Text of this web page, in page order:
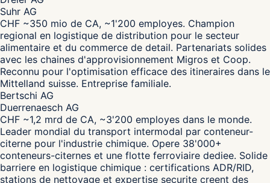
Suhr AG
CHF ~350 mio de CA, ~1'200 employes. Champion
regional en logistique de distribution pour le secteur
alimentaire et du commerce de detail. Partenariats solides
avec les chaines d'approvisionnement Migros et Coop.
Reconnu pour l'optimisation efficace des itineraires dans le
Mittelland suisse. Entreprise familiale.
Bertschi AG
Duerrenaesch AG
CHF ~1,2 mrd de CA, ~3'200 employes dans le monde.
Leader mondial du transport intermodal par conteneur-
citerne pour l'industrie chimique. Opere 38'000+
conteneurs-citernes et une flotte ferroviaire dediee. Solide
barriere en logistique chimique : certifications ADR/RID,
stations de nettoyage et expertise securite creent des